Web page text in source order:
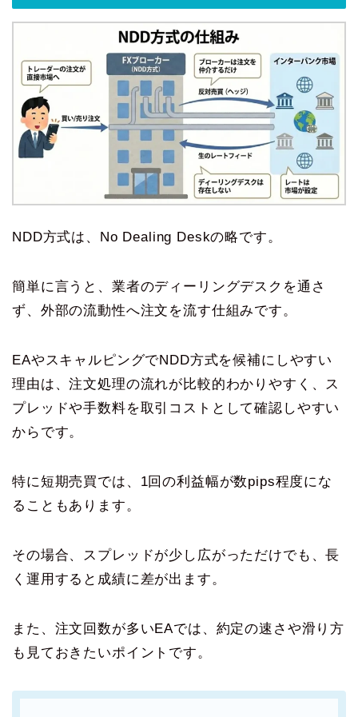
NDD方式は、No Dealing Deskの略です。
簡単に言うと、業者のディーリングデスクを通さ
ず、外部の流動性へ注文を流す仕組みです。
EAやスキャルピングでNDD方式を候補にしやすい
理由は、注文処理の流れが比較的わかりやすく、ス
プレッドや手数料を取引コストとして確認しやすい
からです。
特に短期売買では、1回の利益幅が数pips程度にな
ることもあります。
その場合、スプレッドが少し広がっただけでも、長
く運用すると成績に差が出ます。
また、注文回数が多いEAでは、約定の速さや滑り方
も見ておきたいポイントです。